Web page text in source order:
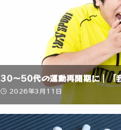
30〜50代の運動再開期に｜「
2026年3月11日